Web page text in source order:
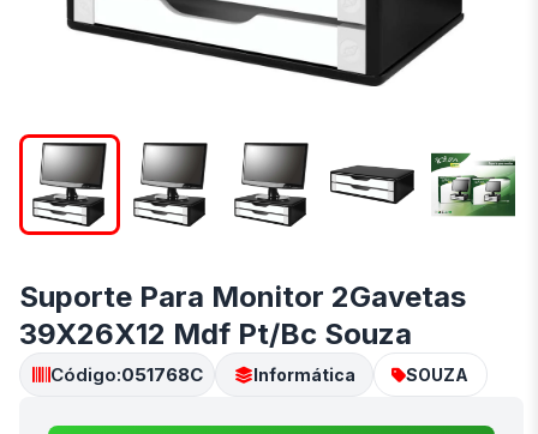
Suporte Para Monitor 2Gavetas
39X26X12 Mdf Pt/Bc Souza
Código:051768C Informática SOUZA